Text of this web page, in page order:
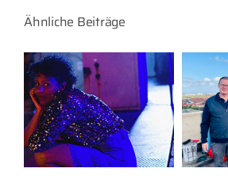
Ähnliche Beiträge